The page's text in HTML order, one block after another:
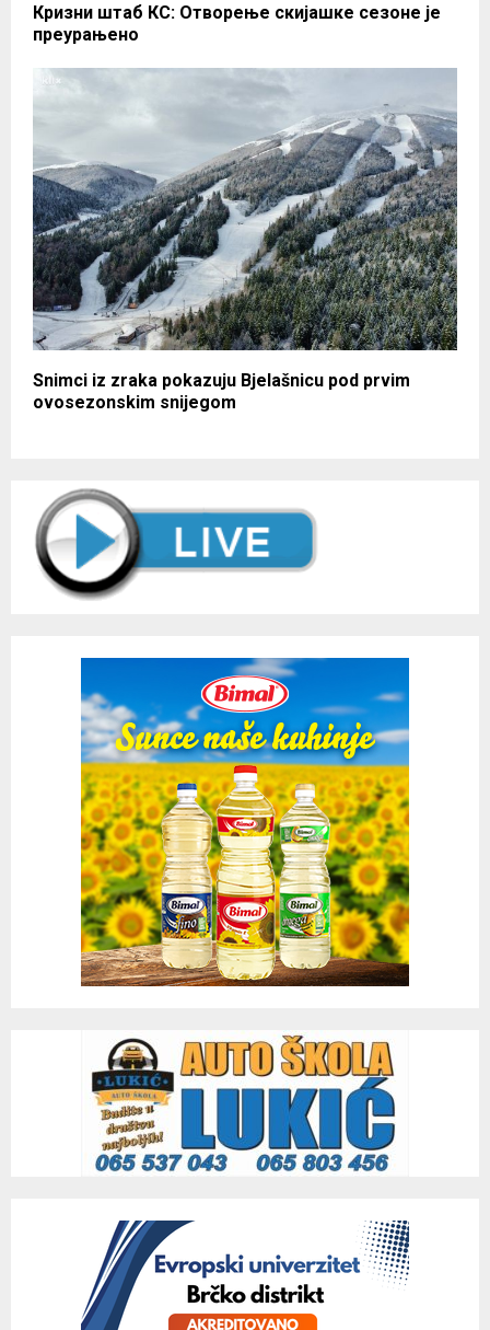
Кризни штаб КС: Отворење скијашке сезоне је
преурањено
Snimci iz zraka pokazuju Bjelašnicu pod prvim
ovosezonskim snijegom